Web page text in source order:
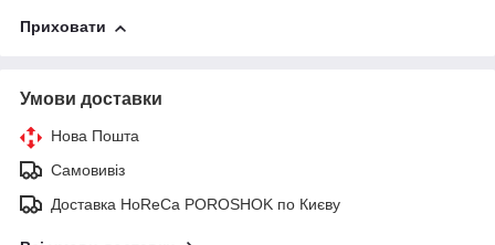
Приховати
Умови доставки
Нова Пошта
Самовивіз
Доставка HoReCa POROSHOK по Києву